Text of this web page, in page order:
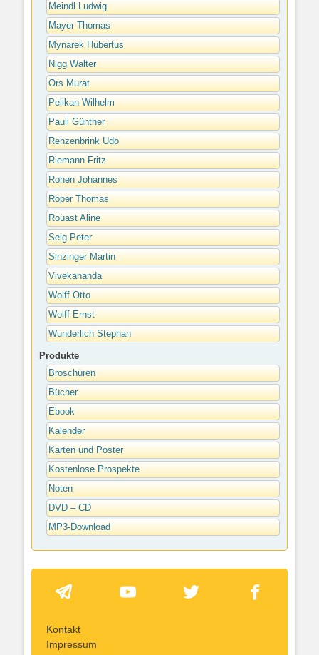
Meindl Ludwig
Mayer Thomas
Mynarek Hubertus
Nigg Walter
Örs Murat
Pelikan Wilhelm
Pauli Günther
Renzenbrink Udo
Riemann Fritz
Rohen Johannes
Röper Thomas
Roüast Aline
Selg Peter
Sinzinger Martin
Vivekananda
Wolff Otto
Wolff Ernst
Wunderlich Stephan
Produkte
Broschüren
Bücher
Ebook
Kalender
Karten und Poster
Kostenlose Prospekte
Noten
DVD – CD
MP3-Download
Kontakt
Impressum